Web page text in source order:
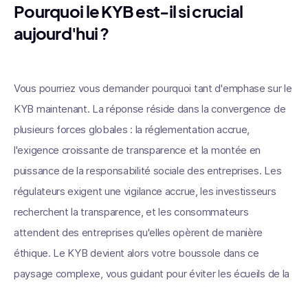
Pourquoi le KYB est-il si crucial
aujourd'hui ?
Vous pourriez vous demander pourquoi tant d'emphase sur le
KYB maintenant. La réponse réside dans la convergence de
plusieurs forces globales : la réglementation accrue,
l'exigence croissante de transparence et la montée en
puissance de la responsabilité sociale des entreprises. Les
régulateurs exigent une vigilance accrue, les investisseurs
recherchent la transparence, et les consommateurs
attendent des entreprises qu'elles opèrent de manière
éthique. Le KYB devient alors votre boussole dans ce
paysage complexe, vous guidant pour éviter les écueils de la